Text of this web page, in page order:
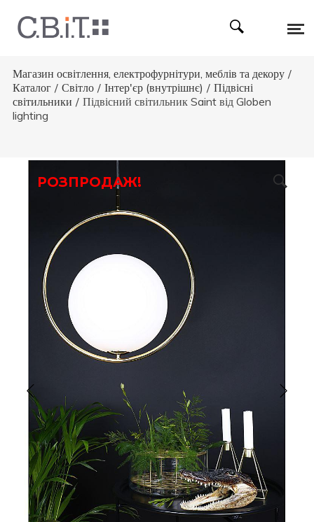
Магазин освітлення, електрофурнітури, меблів та декору /
Каталог / Світло / Інтер'єр (внутрішнє) / Підвісні
світильники / Підвісний світильник Saint від Globen
lighting
РОЗПРОДАЖ!